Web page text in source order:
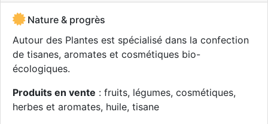
Nature & progrès
Autour des Plantes est spécialisé dans la confection
de tisanes, aromates et cosmétiques bio-
écologiques.
Produits en vente : fruits, légumes, cosmétiques,
herbes et aromates, huile, tisane